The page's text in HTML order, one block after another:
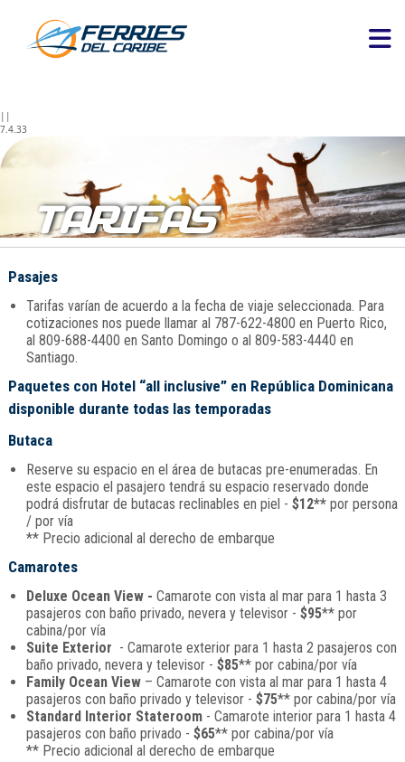
||
7.4.33
TARIFAS
Pasajes
Tarifas varían de acuerdo a la fecha de viaje seleccionada. Para
cotizaciones nos puede llamar al 787-622-4800 en Puerto Rico,
al 809-688-4400 en Santo Domingo o al 809-583-4440 en
Santiago.
Paquetes con Hotel “all inclusive” en República Dominicana
disponible durante todas las temporadas
Butaca
Reserve su espacio en el área de butacas pre-enumeradas. En
este espacio el pasajero tendrá su espacio reservado donde
podrá disfrutar de butacas reclinables en piel - $12**por persona
/ por vía
** Precio adicional al derecho de embarque
Camarotes
Deluxe Ocean View - Camarote con vista al mar para 1 hasta 3
pasajeros con baño privado, nevera y televisor - $95** por
cabina/por vía
Suite Exterior - Camarote exterior para 1 hasta 2 pasajeros con
baño privado, nevera y televisor - $85** por cabina/por vía
Family Ocean View– Camarote con vista al mar para 1 hasta 4
pasajeros con baño privado y televisor - $75** por cabina/por vía
Standard Interior Stateroom- Camarote interior para 1 hasta 4
pasajeros con baño privado - $65** por cabina/por vía
** Precio adicional al derecho de embarque